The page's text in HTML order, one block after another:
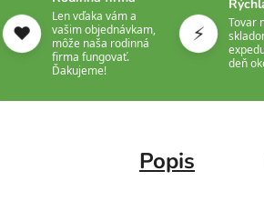
❤️
Len vďaka vám a
vašim objednávkam,
môže naša rodinná
firma fungovať.
Ďakujeme!
⚡
Tovar
deň
Popis